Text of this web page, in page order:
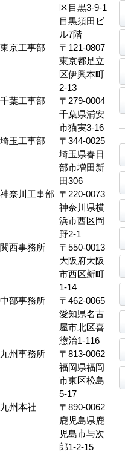
区目黒3-9-1
目黒須田ビ
ル7階
東京工事部
〒121-0807
東京都足立
区伊興本町
2-13
千葉工事部
〒279-0004
千葉県浦安
市猫実3-16
埼玉工事部
〒344-0025
埼玉県春日
部市増田新
田306
神奈川工事部 〒220-0073
神奈川県横
浜市西区岡
野2-1
関西事務所
〒550-0013
大阪府大阪
市西区新町
1-14
中部事務所
〒462-0065
愛知県名古
屋市北区喜
惣治1-116
九州事務所
〒813-0062
福岡県福岡
市東区松島
5-17
九州本社
〒890-0062
鹿児島県鹿
児島市与次
郎1-2-15